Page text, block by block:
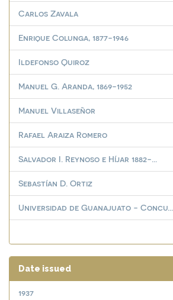
Carlos Zavala
Enrique Colunga, 1877-1946
Ildefonso Quiroz
Manuel G. Aranda, 1869-1952
Manuel Villaseñor
Rafael Araiza Romero
Salvador I. Reynoso e Híjar 1882-...
Sebastían D. Ortiz
Universidad de Guanajuato - Concu...
Date issued
1937